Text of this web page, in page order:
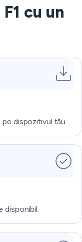
cu un
pe dispozitivul tău.
disponibil.